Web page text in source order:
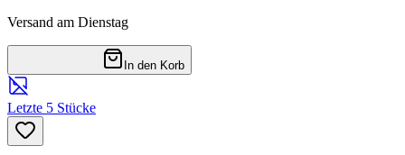
Versand am Dienstag
In den Korb
Letzte 5 Stücke